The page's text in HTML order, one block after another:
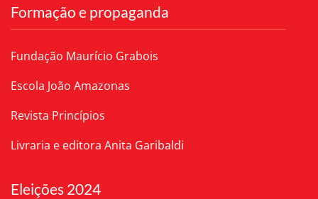
Formação e propaganda
Fundação Maurício Grabois
Escola João Amazonas
Revista Princípios
Livraria e editora Anita Garibaldi
Eleições 2024